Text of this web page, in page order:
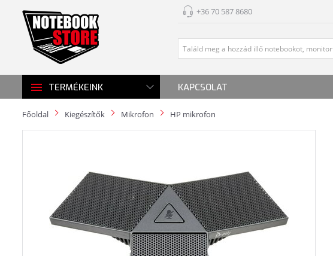
+36 70 587 8680
TERMÉKEINK KAPCSOLAT
Főoldal Kiegészítők Mikrofon HP mikrofon